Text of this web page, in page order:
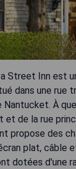
Street Inn est
dans une rue
Nantucket. À
et de la rue
propose des
plat, câble
dotées d'une